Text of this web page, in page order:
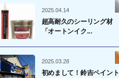
2025.04.14
超高耐久のシーリング材
「オートンイク...
2025.03.28
初めまして！鈴吉ペイント